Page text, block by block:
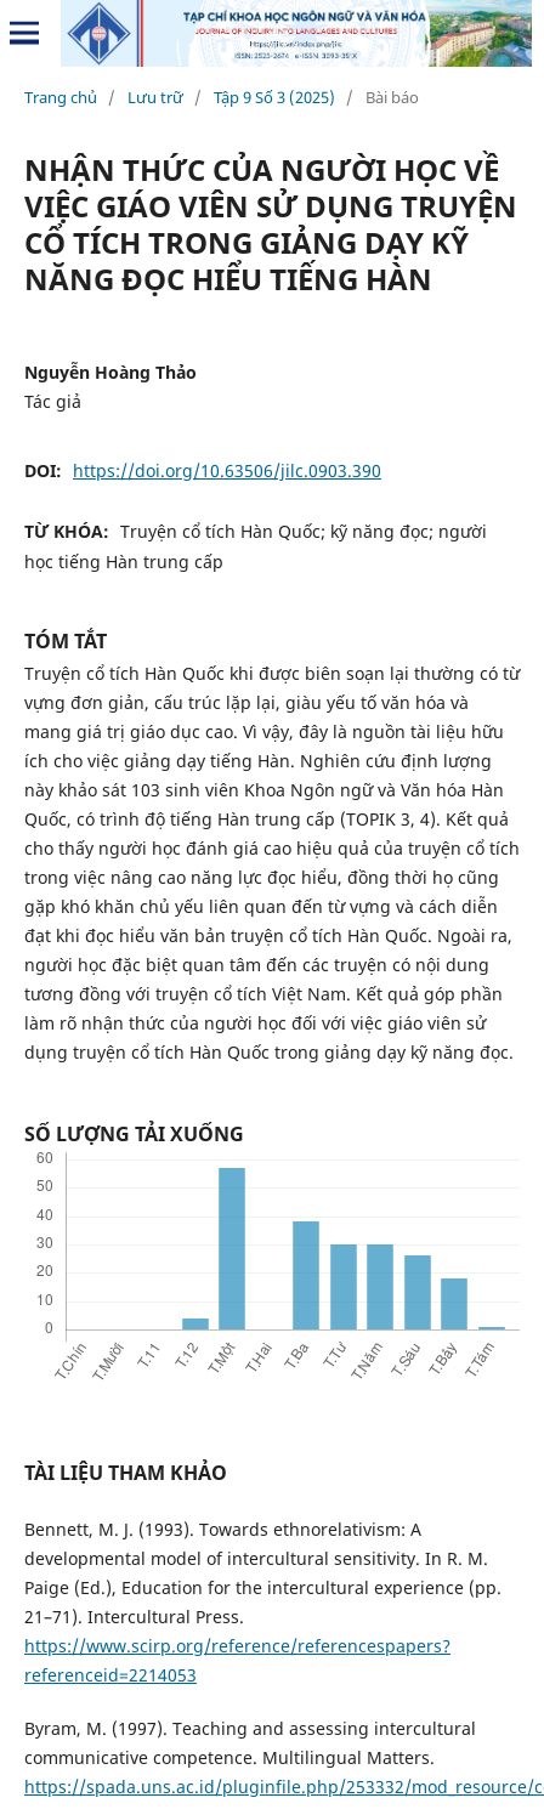
Trang chủ / Lưu trữ / Tập 9 Số 3 (2025) / Bài báo
NHẬN THỨC CỦA NGƯỜI HỌC VỀ
VIỆC GIÁO VIÊN SỬ DỤNG TRUYỆN
CỔ TÍCH TRONG GIẢNG DẠY KỸ
NĂNG ĐỌC HIỂU TIẾNG HÀN
Nguyễn Hoàng Thảo
Tác giả
DOI: https://doi.org/10.63506/jilc.0903.390
TỪ KHÓA: Truyện cổ tích Hàn Quốc; kỹ năng đọc; người
học tiếng Hàn trung cấp
TÓM TẮT
Truyện cổ tích Hàn Quốc khi được biên soạn lại thường có từ
vựng đơn giản, cấu trúc lặp lại, giàu yếu tố văn hóa và
mang giá trị giáo dục cao. Vì vậy, đây là nguồn tài liệu hữu
ích cho việc giảng dạy tiếng Hàn. Nghiên cứu định lượng
này khảo sát 103 sinh viên Khoa Ngôn ngữ và Văn hóa Hàn
Quốc, có trình độ tiếng Hàn trung cấp (TOPIK 3, 4). Kết quả
cho thấy người học đánh giá cao hiệu quả của truyện cổ tích
trong việc nâng cao năng lực đọc hiểu, đồng thời họ cũng
gặp khó khăn chủ yếu liên quan đến từ vựng và cách diễn
đạt khi đọc hiểu văn bản truyện cổ tích Hàn Quốc. Ngoài ra,
người học đặc biệt quan tâm đến các truyện có nội dung
tương đồng với truyện cổ tích Việt Nam. Kết quả góp phần
làm rõ nhận thức của người học đối với việc giáo viên sử
dụng truyện cổ tích Hàn Quốc trong giảng dạy kỹ năng đọc.
SỐ LƯỢNG TẢI XUỐNG
TÀI LIỆU THAM KHẢO
Bennett, M. J. (1993). Towards ethnorelativism: A
developmental model of intercultural sensitivity. In R. M.
Paige (Ed.), Education for the intercultural experience (pp.
21–71). Intercultural Press.
https://www.scirp.org/reference/referencespapers?
referenceid=2214053
Byram, M. (1997). Teaching and assessing intercultural
communicative competence. Multilingual Matters.
https://spada.uns.ac.id/pluginfile.php/253332/mod_resource/